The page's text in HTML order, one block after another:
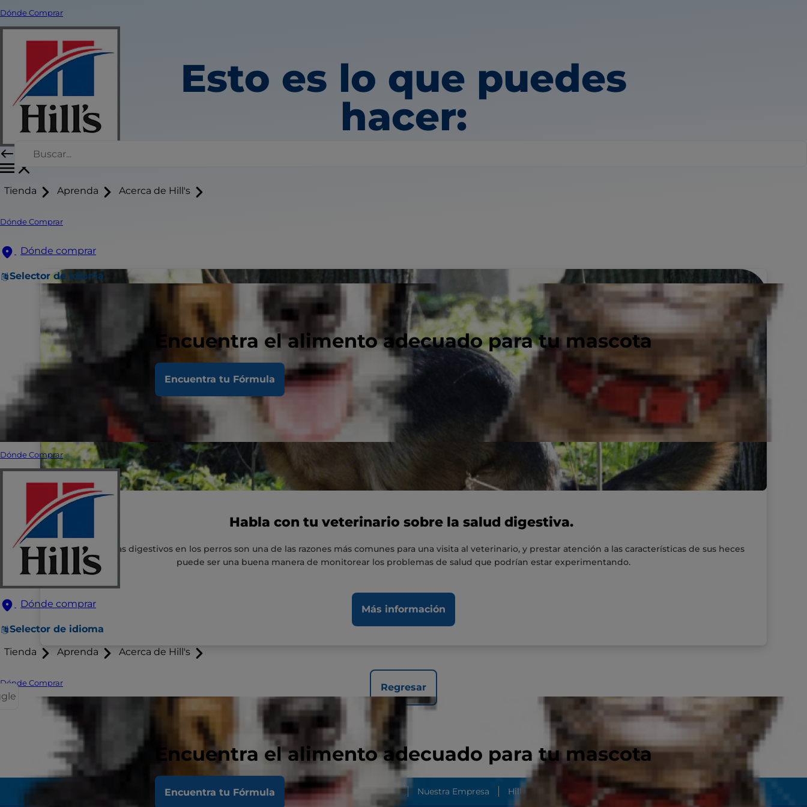
Dónde Comprar
Tienda Aprenda Acerca de Hill's
Dónde Comprar
Dónde comprar
Selector de idioma
Encuentra el alimento adecuado para tu mascota
Encuentra tu Fórmula
Dónde Comprar
Dónde comprar
Selector de idioma
Tienda Aprenda Acerca de Hill's
Dónde Comprar
Encuentra el alimento adecuado para tu mascota
Encuentra tu Fórmula
Esto es lo que puedes
hacer:
Habla con tu veterinario sobre la salud digestiva.
Los problemas digestivos en los perros son una de las razones más comunes para una visita al veterinario, y prestar atención a las características de sus heces
puede ser una buena manera de monitorear los problemas de salud que podrían estar experimentando.
Más información
Regresar
TAMBIÉN DE INTERÉS: ¿Sabías La Importancia Del Microbioma... Nuestra Empresa Hill's Pet Nutrition - Encuentra El Alimento...